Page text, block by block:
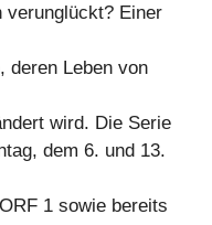
verunglückt? Einer
deren Leben von
wird. Die Serie
dem 6. und 13.
1 sowie bereits